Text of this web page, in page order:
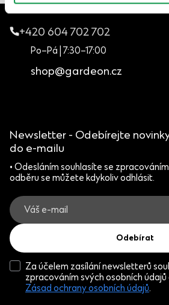
+420 604 702 702
Po–Pá | 7:30–17:00
shop@gardeon.cz
Newsletter - Odebírejte
do e-mailu
• Odesláním souhlasíte se
odběru se můžete kdykoliv odhlásit.
Odebírat
Za účelem zasílání newsletterů
zpracováním svých osobních údajů
Zásad ochrany osobních údajů.